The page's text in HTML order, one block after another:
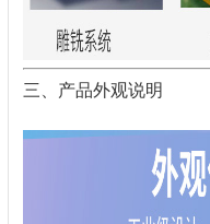
三、产品外观说明